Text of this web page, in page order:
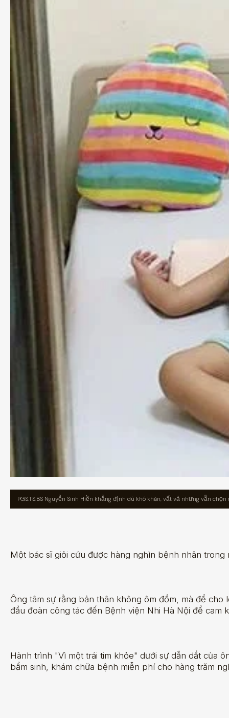
PGS.TS.BS Nguyễn Sinh Hiền khẳng định dù khó khăn, vất vả nhưng vẫn
Một bác sĩ giỏi cứu được hàng nghìn bệnh nhân trong
Ông tâm sự rằng bản thân không ôm đồm, mà để
đầu đoàn công tác đến Bệnh viện Nhi Hà Nội để cam
Hành trình "Vì một trái tim khỏe" dưới sự dẫn dắt của
bẩm sinh, khám chữa bệnh miễn phí cho hàng trăm